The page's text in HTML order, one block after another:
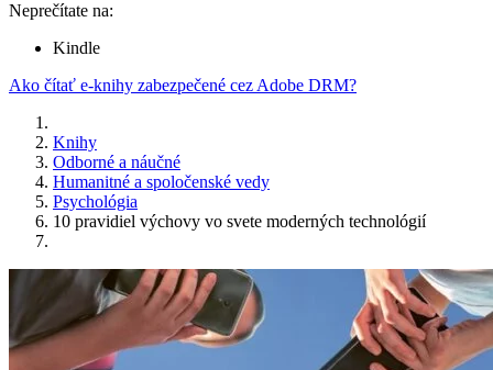
Neprečítate na:
Kindle
Ako čítať e-knihy zabezpečené cez Adobe DRM?
Knihy
Odborné a náučné
Humanitné a spoločenské vedy
Psychológia
10 pravidiel výchovy vo svete moderných technológií